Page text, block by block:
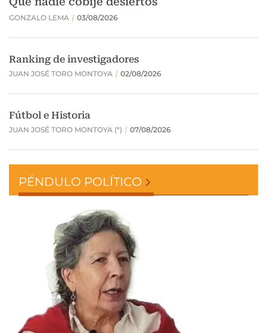
PÉNDULO POLÍTICO